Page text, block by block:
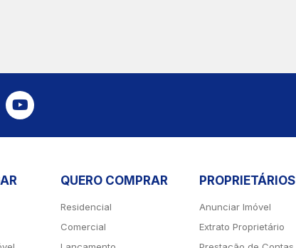
QUERO COMPRAR
Residencial
Comercial
PROPRIETÁRIOS
Anunciar Imóvel
Extrato Proprietário